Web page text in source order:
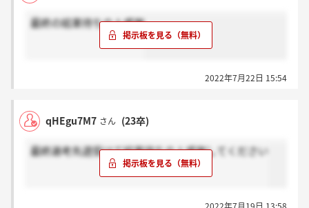
最終の結果待ちの人感謝
2022年7月22日 15:54
qHEgu7M7 さん (23卒)
最終選考先週受けて結果待ちの人感謝してください